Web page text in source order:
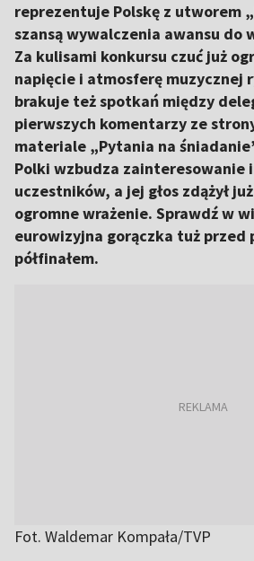
reprezentuje Polskę z utworem
szansą wywalczenia awansu do
Za kulisami konkursu czuć już
napięcie i atmosferę muzycznej
brakuje też spotkań między
pierwszych komentarzy ze
materiale „Pytania na
Polki wzbudza zainteresowanie
uczestników, a jej głos zdążył
ogromne wrażenie. Sprawdź w
eurowizyjna gorączka tuż przed
półfinałem.
Fot. Waldemar Kompała/TVP